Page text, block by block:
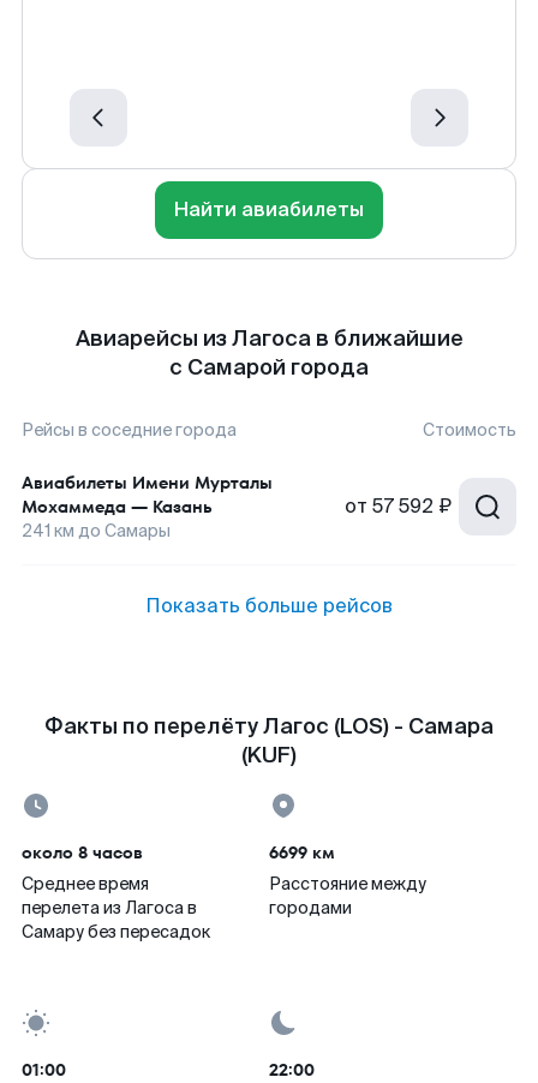
Найти авиабилеты
Авиарейсы из Лагоса в ближайшие
с Самарой города
Рейсы в соседние города Стоимость
Авиабилеты Имени Мурталы
Мохаммеда — Казань
241 км до Самары
от 57 592 ₽
Показать больше рейсов
Факты по перелёту Лагос (LOS) - Самара
(KUF)
около 8 часов
Среднее время
перелета из Лагоса в
Самару без пересадок
6699 км
Расстояние между
городами
01:00 22:00